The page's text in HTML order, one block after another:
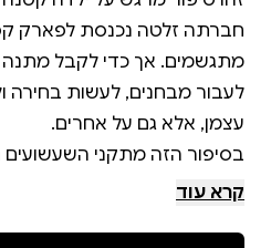
חברתה זלטה נכנסת לפארק
מתגשמים. אך כדי לקבל מתנה
לעבור מבחנים, לעשות בחירה
בסיפור הזה מתקני השעשועים
סודותיו של ביתן מסתורי,
קרא עוד